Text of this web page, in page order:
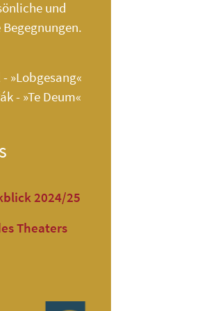
und
»Lobgesang«
- »Te Deum«
2024/25
Theaters